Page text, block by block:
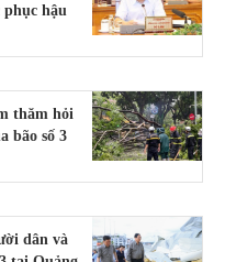
hậu
thăm hỏi
bão số 3
dân và